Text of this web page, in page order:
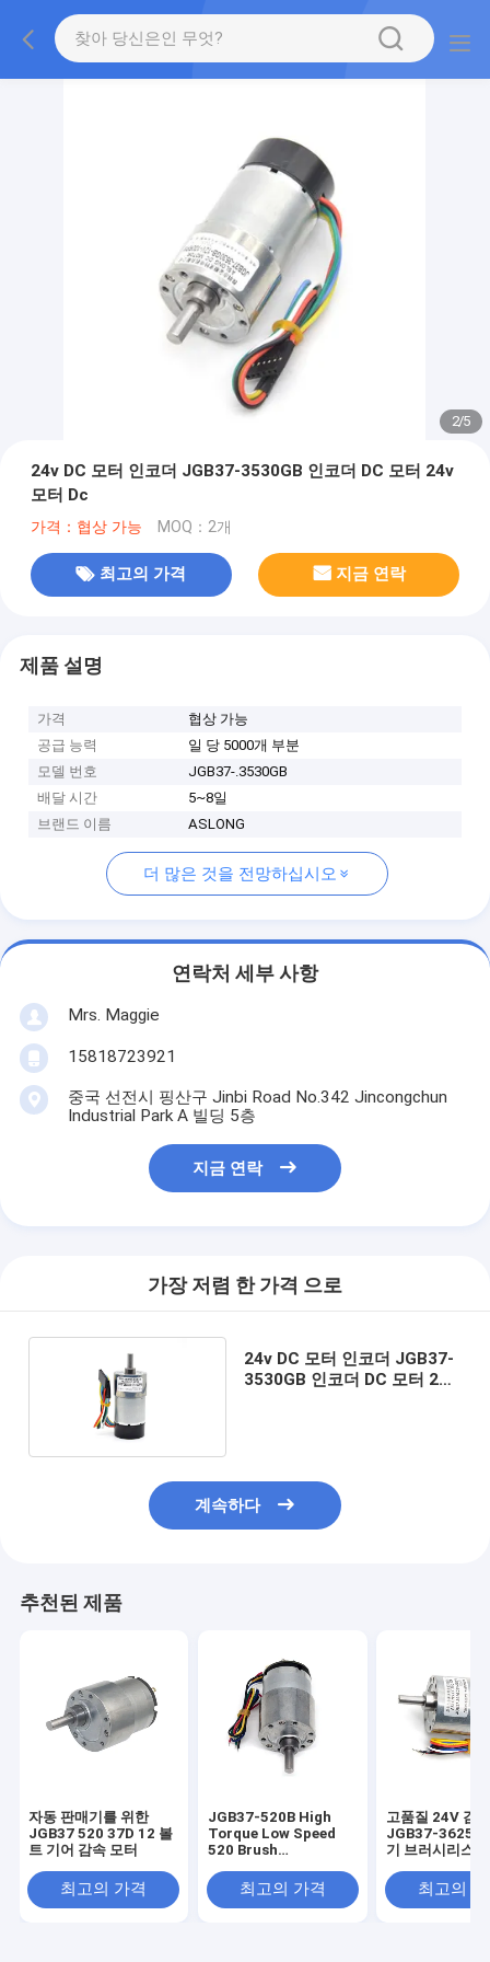
2/5
24v DC 모터 인코더 JGB37-3530GB 인코더 DC 모터 24v
모터 Dc
가격：협상 가능 MOQ：2개
최고의 가격 지금 연락
제품 설명
가격
협상 가능
공급 능력
일 당 5000개 부분
모델 번호
JGB37-.3530GB
배달 시간
5~8일
브랜드 이름
ASLONG
더 많은 것을 전망하십시오
연락처 세부 사항
Mrs. Maggie
15818723921
중국 선전시 핑산구 Jinbi Road No.342 Jincongchun
Industrial Park A 빌딩 5층
지금 연락
가장 저렴 한 가격 으로
24v DC 모터 인코더 JGB37-
3530GB 인코더 DC 모터 24v
계속하다
추천된 제품
자동 판매기를 위한
JGB37 520 37D 12 볼
트 기어 감속 모터
최고의 가격
JGB37-520B High
Torque Low Speed
520 Brush
Electric Motor DC
Brushed Gearbox
최고의 가격
고품질 24V 감
JGB37-3625
기 브러시리스
최고의